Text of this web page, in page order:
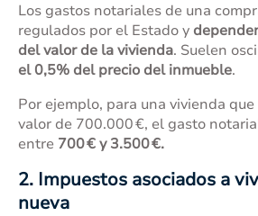
Los gastos notariales de una
regulados por el Estado y
del valor de la vivienda. Suelen
el 0,5% del precio del inmueble.
Por ejemplo, para una vivienda
valor de 700.000 €, el gasto
entre 700 € y 3.500 €.
2. Impuestos asociados a
nueva